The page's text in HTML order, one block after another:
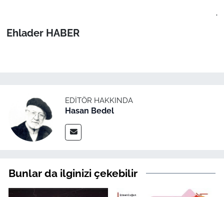
.
Ehlader HABER
EDITÖR HAKKINDA
Hasan Bedel
Bunlar da ilginizi çekebilir